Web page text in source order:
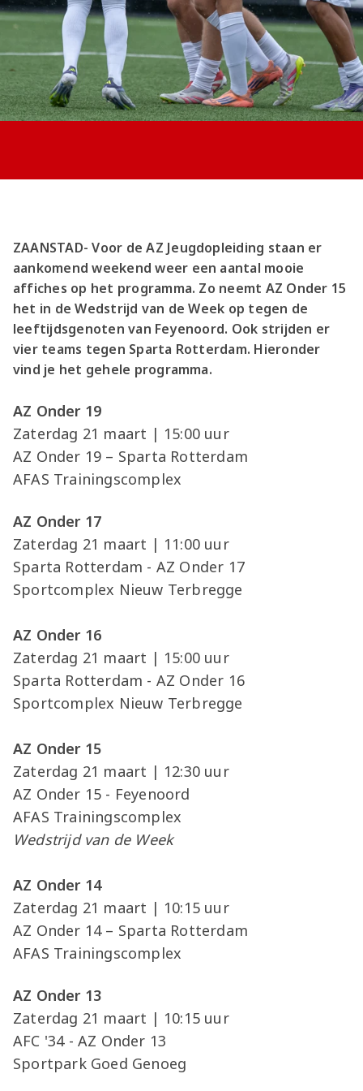
Jong AZ
Seizoenkaart
ZAANSTAD- Voor de AZ Jeugdopleiding staan er
aankomend weekend weer een aantal mooie
affiches op het programma. Zo neemt AZ Onder 15
het in de Wedstrijd van de Week op tegen de
leeftijdsgenoten van Feyenoord. Ook strijden er
vier teams tegen Sparta Rotterdam. Hieronder
vind je het gehele programma.
AZ Onder 19
Zaterdag 21 maart | 15:00 uur
AZ Onder 19 – Sparta Rotterdam
AFAS Trainingscomplex
AZ Onder 17
Zaterdag 21 maart | 11:00 uur
Sparta Rotterdam - AZ Onder 17
Sportcomplex Nieuw Terbregge
AZ Onder 16
Zaterdag 21 maart | 15:00 uur
Sparta Rotterdam - AZ Onder 16
Sportcomplex Nieuw Terbregge
AZ Onder 15
Zaterdag 21 maart | 12:30 uur
AZ Onder 15 - Feyenoord
AFAS Trainingscomplex
Wedstrijd van de Week
AZ Onder 14
Zaterdag 21 maart | 10:15 uur
AZ Onder 14 – Sparta Rotterdam
AFAS Trainingscomplex
AZ Onder 13
Zaterdag 21 maart | 10:15 uur
AFC '34 - AZ Onder 13
Sportpark Goed Genoeg